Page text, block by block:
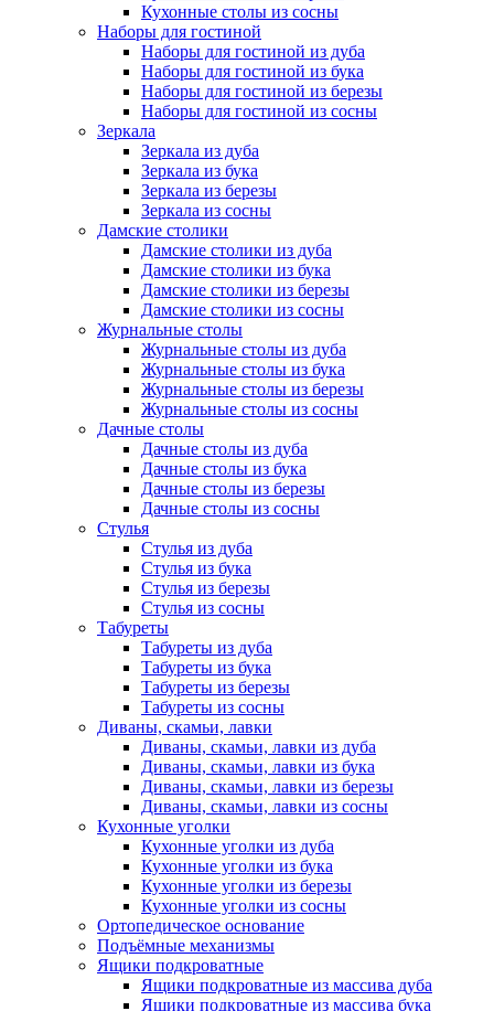
Кухонные столы из сосны
Наборы для гостиной
Наборы для гостиной из дуба
Наборы для гостиной из бука
Наборы для гостиной из березы
Наборы для гостиной из сосны
Зеркала
Зеркала из дуба
Зеркала из бука
Зеркала из березы
Зеркала из сосны
Дамские столики
Дамские столики из дуба
Дамские столики из бука
Дамские столики из березы
Дамские столики из сосны
Журнальные столы
Журнальные столы из дуба
Журнальные столы из бука
Журнальные столы из березы
Журнальные столы из сосны
Дачные столы
Дачные столы из дуба
Дачные столы из бука
Дачные столы из березы
Дачные столы из сосны
Стулья
Стулья из дуба
Стулья из бука
Стулья из березы
Стулья из сосны
Табуреты
Табуреты из дуба
Табуреты из бука
Табуреты из березы
Табуреты из сосны
Диваны, скамьи, лавки
Диваны, скамьи, лавки из дуба
Диваны, скамьи, лавки из бука
Диваны, скамьи, лавки из березы
Диваны, скамьи, лавки из сосны
Кухонные уголки
Кухонные уголки из дуба
Кухонные уголки из бука
Кухонные уголки из березы
Кухонные уголки из сосны
Ортопедическое основание
Подъёмные механизмы
Ящики подкроватные
Ящики подкроватные из массива дуба
Ящики подкроватные из массива бука